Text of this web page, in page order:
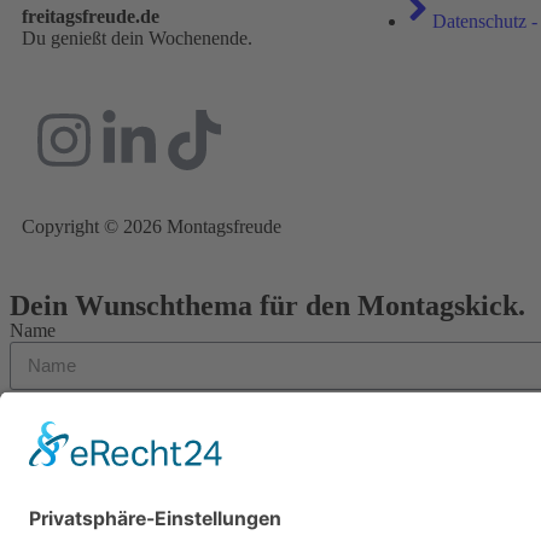
freitagsfreude.de
Du genießt dein Wochenende.
Datenschutz
Copyright © 2026 Montagsfreude
Dein Wunschthema für den Montagskick.
Name
Nachricht